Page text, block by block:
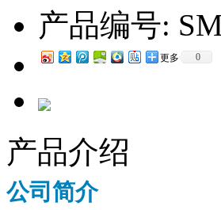
产品编号:
更多 0
产品介绍
公司简介